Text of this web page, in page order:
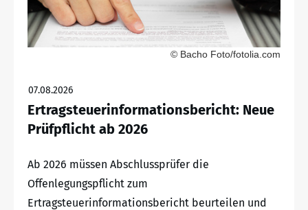
© Bacho Foto/fotolia.com
07.08.2026
Ertragsteuerinformationsbericht: Neue
Prüfpflicht ab 2026
Ab 2026 müssen Abschlussprüfer die
Offenlegungspflicht zum
Ertragsteuerinformationsbericht beurteilen und